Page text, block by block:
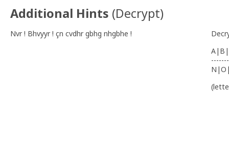
Additional Hints (Decrypt)
Nvr ! Bhvyyr ! çn cvdhr gbhg nhgbhe !